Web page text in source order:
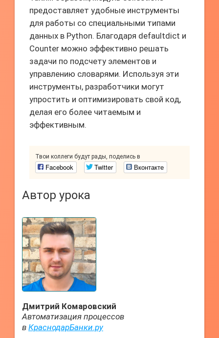
предоставляет удобные инструменты
для работы со специальными типами
данных в Python. Благодаря defaultdict и
Counter можно эффективно решать
задачи по подсчету элементов и
управлению словарями. Используя эти
инструменты, разработчики могут
упростить и оптимизировать свой код,
делая его более читаемым и
эффективным.
Твои коллеги будут рады, поделись в
Facebook Twitter Вконтакте
Автор урока
Дмитрий Комаровский
Автоматизация процессов
в КраснодарБанки.ру